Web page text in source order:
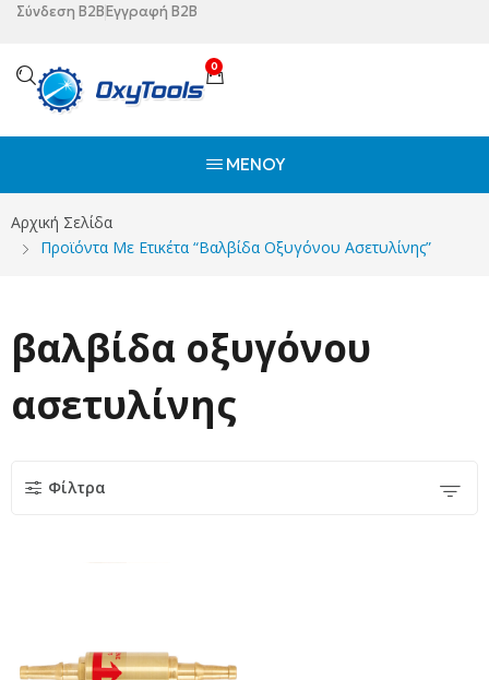
Σύνδεση B2BΕγγραφή B2B
0
ΜΕΝΟΎ
Αρχική Σελίδα
Προϊόντα Με Ετικέτα “βαλβίδα Οξυγόνου Ασετυλίνης”
βαλβίδα οξυγόνου
ασετυλίνης
Φίλτρα